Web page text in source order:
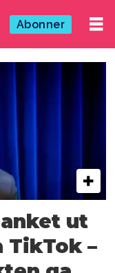
Abonner
ut
TikTok –